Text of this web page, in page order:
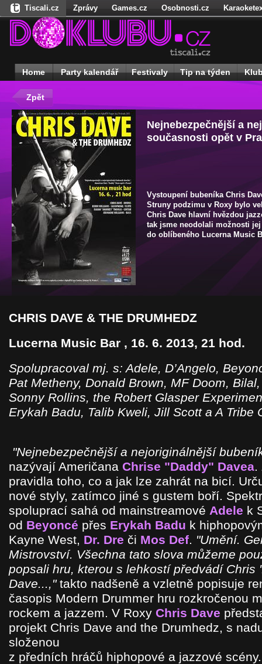
Tiscali.cz Zprávy Games.cz Osobnosti.cz
Nedd.cz
Dokina.cz Úschovna.cz
Freegames.cz
Hadejfilm.cz Hadejhru.cz
Hadejosobnosti.cz
Home Party kalendář Festivaly Tip na týden
Zpět
Nejnebezpečnější a
současnosti opět v
Vystoupení bubeníka Chris
Struny podzimu v Roxy bylo
Chris Dave hlavní hvězdou
tak jsme neodolali možnosti
do oblíbeného Lucerna Music
CHRIS DAVE & THE DRUMHEDZ
Lucerna Music Bar , 16. 6. 2013, 21 hod.
Spolupracoval mj. s: Adele, D’Angelo,
Pat Metheny, Donald Brown, MF Doom,
Sonny Rollins, the Robert Glasper
Erykah Badu, Talib Kweli, Jill Scott a A Tribe
"Nejnebezpečnější a nejoriginálnější
nazývají Američana Chrise "Daddy" Davea.
pravidla toho, co a jak lze zahrát na bicí.
nové styly, zatímco jiné s gustem boří.
spoluprací sahá od mainstreamové Adele k
od Beyoncé přes Erykah Badu k
Kayne West, Dr. Dre či Mos Def. "Umění.
Mistrovství. Všechna tato slova můžeme
popsali hru, kterou s lehkostí předvádí Chris
Dave...,"takto nadšeně a vzletně popisuje
časopis Modern Drummer hru rozkročenou
rockem a jazzem. V Roxy Chris Dave
projekt Chris Dave and the Drumhedz, s
složenou
z předních hráčů hiphopové a jazzové